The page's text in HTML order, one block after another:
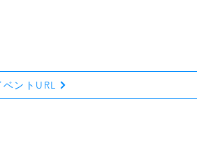
ベントURL